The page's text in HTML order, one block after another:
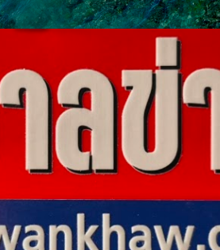
ข้ามไปที่เนื้อหาหลัก